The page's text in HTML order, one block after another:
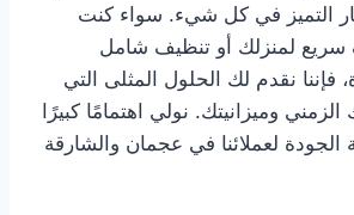
التميز في كل شيء. سواء كنت
سريع لمنزلك أو تنظيف شامل
فإننا نقدم لك الحلول المثلى التي
وميزانيتك. نولي اهتمامًا كبيرًا
الجودة لعملائنا في عجمان والشارقة